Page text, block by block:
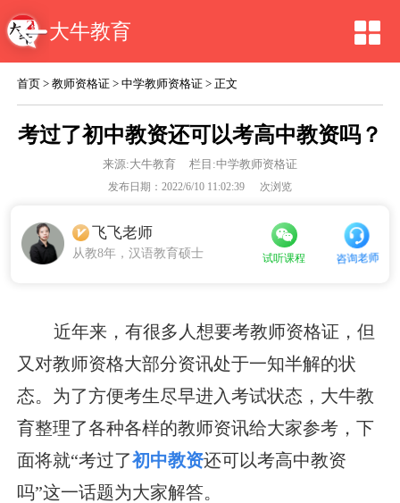
大牛教育
首页 >教师资格证 >中学教师资格证 > 正文
考过了初中教资还可以考高中教资吗？
来源:大牛教育 栏目:中学教师资格证
发布日期：2022/6/10 11:02:39 次浏览
飞飞老师
从教8年，汉语教育硕士 试听课程 咨询老师
近年来，有很多人想要考教师资格证，但
又对教师资格大部分资讯处于一知半解的状
态。为了方便考生尽早进入考试状态，大牛教
育整理了各种各样的教师资讯给大家参考，下
面将就“考过了初中教资还可以考高中教资
吗”这一话题为大家解答。